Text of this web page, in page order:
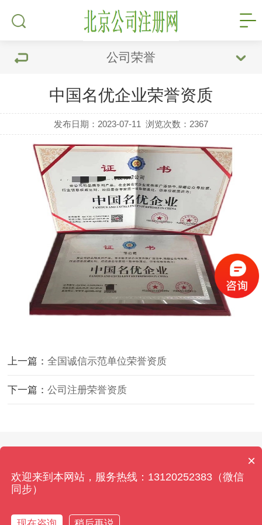
公司荣誉
中国名优企业荣誉资质
发布日期：2023-07-11 浏览次数： 2367
上一篇：全国诚信示范单位荣誉资质
下一篇：公司注册荣誉资质
Reserved. 本站内容如有侵权,请联系客服删除！
×
欢迎来到本网站，服务热线：13120252383（微信
同步）